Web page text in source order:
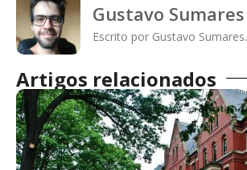
Gustavo Sumares
Escrito por Gustavo Sumares.
Artigos relacionados